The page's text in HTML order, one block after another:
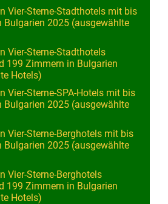
Vier-Sterne-Stadthotels mit bis
Bulgarien 2025 (ausgewählte
Vier-Sterne-Stadthotels
199 Zimmern in Bulgarien
Hotels)
Vier-Sterne-SPA-Hotels mit bis
Bulgarien 2025 (ausgewählte
Vier-Sterne-Berghotels mit bis
Bulgarien 2025 (ausgewählte
Vier-Sterne-Berghotels
199 Zimmern in Bulgarien
Hotels)